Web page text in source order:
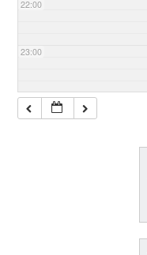
22:00
23:00